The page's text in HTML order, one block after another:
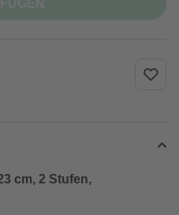
cm, 2 Stufen,